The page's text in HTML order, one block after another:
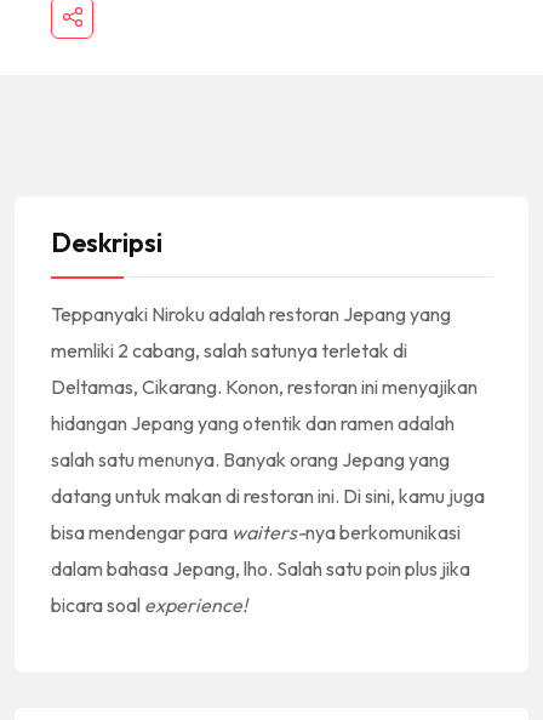
Deskripsi
Teppanyaki Niroku adalah restoran Jepang yang
memliki 2 cabang, salah satunya terletak di
Deltamas, Cikarang. Konon, restoran ini menyajikan
hidangan Jepang yang otentik dan ramen adalah
salah satu menunya. Banyak orang Jepang yang
datang untuk makan di restoran ini. Di sini, kamu juga
bisa mendengar para waiters-nya berkomunikasi
dalam bahasa Jepang, lho. Salah satu poin plus jika
bicara soal experience!